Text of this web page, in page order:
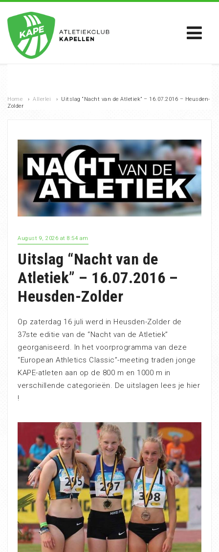
Home › Allerlei › Uitslag “Nacht van de Atletiek” – 16.07.2016 – Heusden-
Zolder
August 9, 2026 at 8:54 am
Uitslag “Nacht van de
Atletiek” – 16.07.2016 –
Heusden-Zolder
Op zaterdag 16 juli werd in Heusden-Zolder de
37ste editie van de “Nacht van de Atletiek”
georganiseerd. In het voorprogramma van deze
“European Athletics Classic”-meeting traden jonge
KAPE-atleten aan op de 800 m en 1000 m in
verschillende categorieën. De uitslagen lees je hier
!